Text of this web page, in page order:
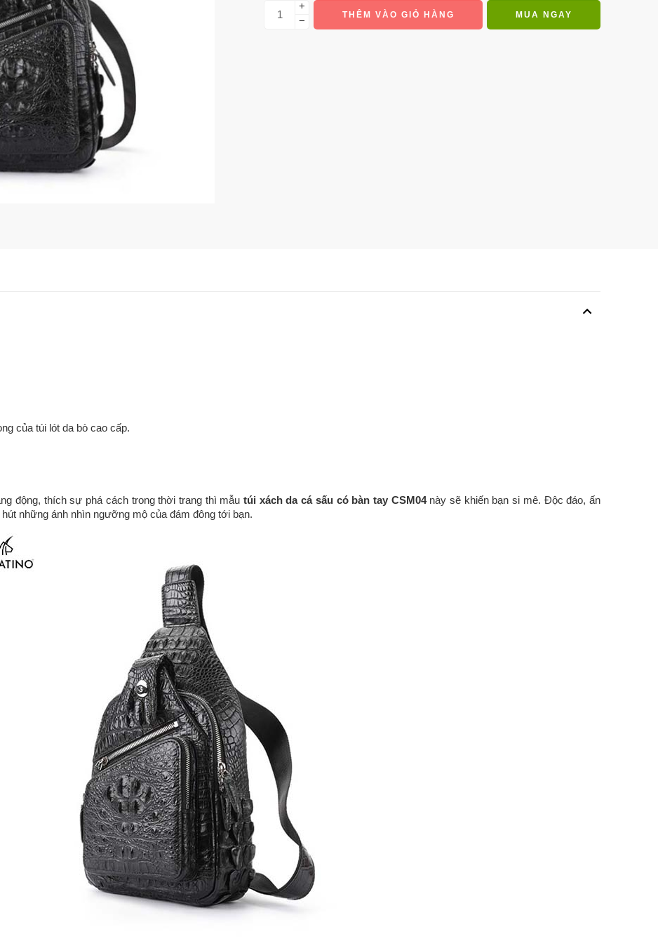
+
−
THÊM VÀO GIỎ HÀNG MUA NGAY
của túi lót da bò cao cấp.
động, thích sự phá cách trong thời trang thì mẫutúi xách da cá sấu có bàn tay CSM04 này sẽ khiến bạn si mê. Độc đáo, ấn
những ánh nhìn ngưỡng mộ của đám đông tới bạn.